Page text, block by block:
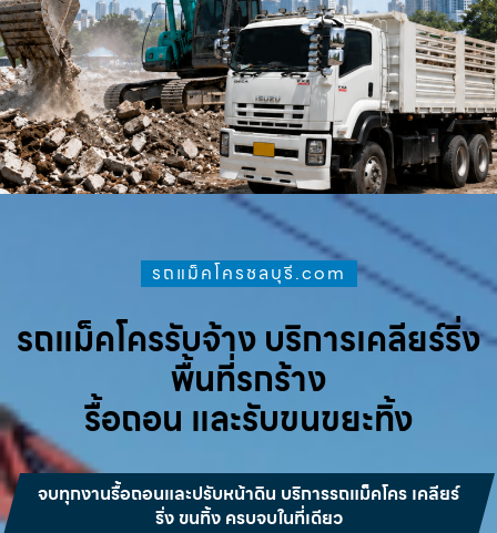
รถแม็คโครชลบุรี.com
รถแม็คโครรับจ้าง บริการเคลียร์ริ่ง
พื้นที่รกร้าง
รื้อถอน และรับขนขยะทิ้ง
จบทุกงานรื้อถอนและปรับหน้าดิน บริการรถแม็คโคร เคลียร์
ริ่ง ขนทิ้ง ครบจบในที่เดียว